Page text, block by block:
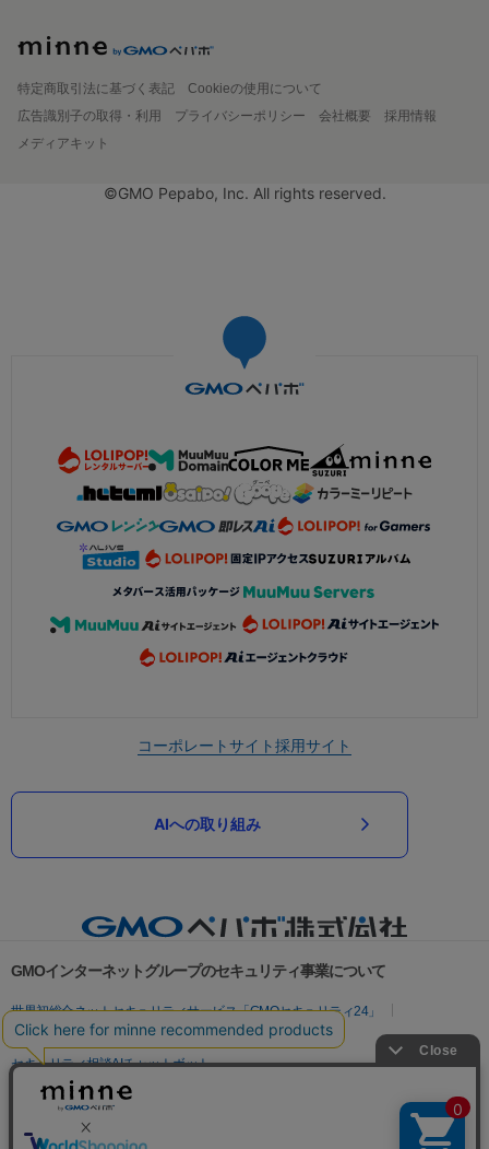
特定商取引法に基づく表記
Cookieの使用について
広告識別子の取得・利用
プライバシーポリシー 会社概要
採用情報
メディアキット
©GMO Pepabo, Inc. All rights reserved.
コーポレートサイト採用サイト
AIへの取り組み
GMOインターネットグループのセキュリティ事業について
世界初総合ネットセキュリティサービス「GMOセキュリティ24」
パスワード漏洩診断
Webサイトリスク診断
セキュリティ相談AIチャットボット
実在証明・盗聴対策
サイバー攻撃対策（GMO Flatt Security）